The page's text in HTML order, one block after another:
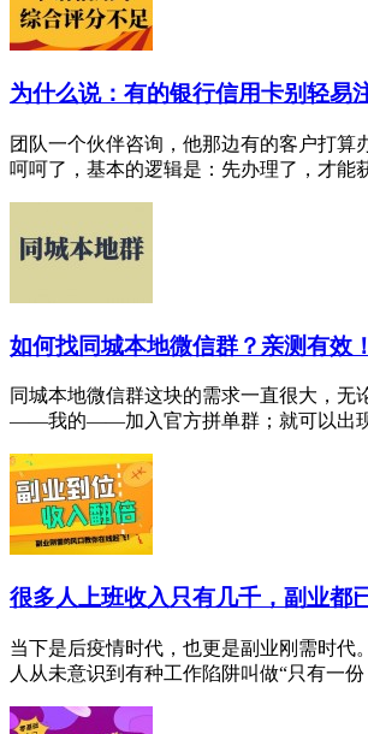
为什么说：有的银行信用卡别轻易
团队一个伙伴咨询，他那边有的客户打
呵呵了，基本的逻辑是：先办理了，才能
如何找同城本地微信群？亲测有效！
同城本地微信群这块的需求一直很大，
——我的——加入官方拼单群；就可以出现
很多人上班收入只有几千，副业都
当下是后疫情时代，也更是副业刚需时代
人从未意识到有种工作陷阱叫做“只有一